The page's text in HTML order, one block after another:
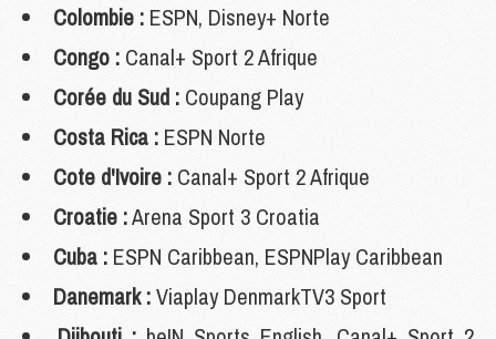
Colombie : ESPN, Disney+ Norte
Congo : Canal+ Sport 2 Afrique
Corée du Sud : Coupang Play
Costa Rica : ESPN Norte
Cote d'Ivoire : Canal+ Sport 2 Afrique
Croatie :Arena Sport 3 Croatia
Cuba : ESPN Caribbean, ESPNPlay Caribbean
Danemark :Viaplay DenmarkTV3 Sport